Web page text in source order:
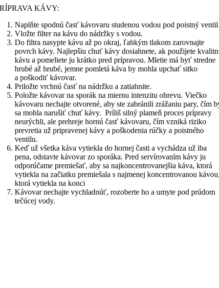
KÁVY:
Naplňte spodnú časť kávovaru studenou vodou pod poistný
Vložte filter na kávu do nádržky s vodou.
Do filtra nasypte kávu až po okraj, ľahkým tlakom zarovnajte
povrch kávy. Najlepšiu chuť kávy dosiahnete, ak použijete
kávu a pomeliete ju krátko pred prípravou. Mletie má byť stredne
hrubé až hrubé, jemne pomletá káva by mohla upchať sitko
a poškodiť kávovar.
Priložte vrchnú časť na nádržku a zatiahnite.
Položte kávovar na sporák na miernu intenzitu ohrevu. Viečko
kávovaru nechajte otvorené, aby ste zabránili zrážaniu pary, čím
sa mohla narušiť chuť kávy. Príliš silný plameň proces prípravy
neurýchli, ale prehreje hornú časť kávovaru, čím vzniká riziko
prevretia už pripravenej kávy a poškodenia rúčky a poistného
ventilu.
Keď už všetka káva vytiekla do hornej časti a vychádza už iba
pena, odstavte kávovar zo sporáka. Pred servírovaním kávy ju
odporúčame premiešať, aby sa najkoncentrovanejšia káva, ktorá
vytiekla na začiatku premiešala s najmenej koncentrovanou
ktorá vytiekla na konci
Kávovar nechajte vychladnúť, rozoberte ho a umyte pod prúdom
tečúcej vody.